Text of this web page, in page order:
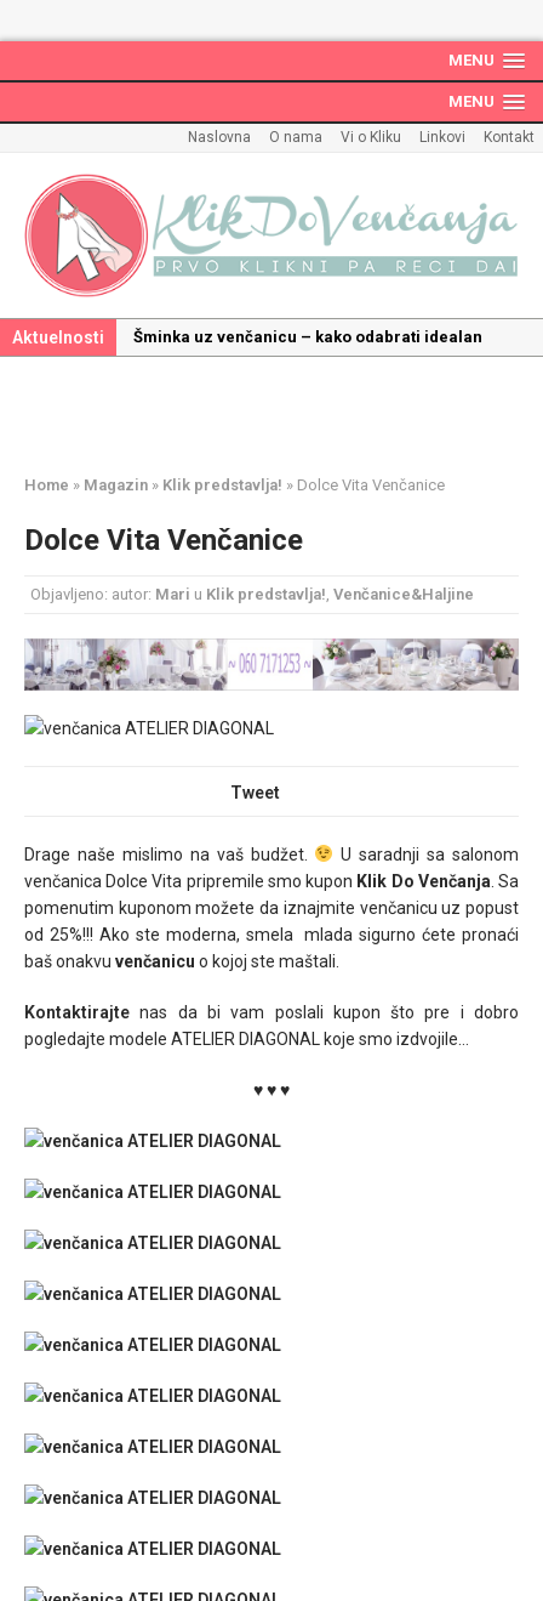
MENU
MENU
Naslovna O nama Vi o Kliku Linkovi Kontakt
Aktuelnosti
Šminka uz venčanicu – kako odabrati idealan
Kako mala iznenađenja mogu učiniti medeni
Poklon koji će vaša druga polovina zauvek pamtiti
Home » Magazin » Klik predstavlja! » Dolce Vita Venčanice
Dolce Vita Venčanice
Objavljeno: autor: Mari u Klik predstavlja!, Venčanice&Haljine
Tweet
Drage naše mislimo na vaš budžet.
U saradnji sa salonom
venčanica Dolce Vita pripremile smo kupon Klik Do Venčanja . Sa
pomenutim kuponom možete da iznajmite venčanicu uz popust
od 25%!!! Ako ste moderna, smela mlada sigurno ćete pronaći
baš onakvu venčanicu o kojoj ste maštali.
Kontaktirajte nas da bi vam poslali kupon što pre i dobro
pogledajte modele ATELIER DIAGONAL koje smo izdvojile…
♥ ♥ ♥